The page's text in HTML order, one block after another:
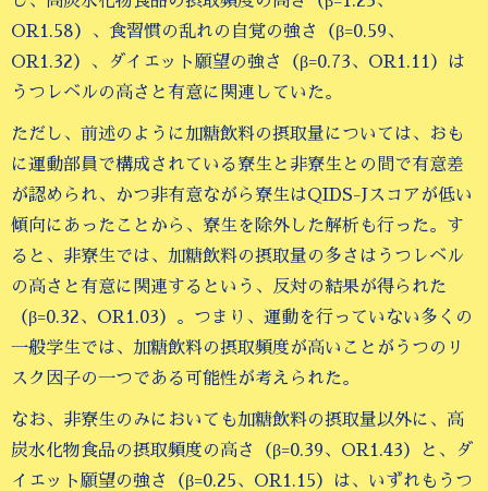
OR1.58）、食習慣の乱れの自覚の強さ（β=0.59、
OR1.32）、ダイエット願望の強さ（β=0.73、OR1.11）は
うつレベルの高さと有意に関連していた。
ただし、前述のように加糖飲料の摂取量については、おも
に運動部員で構成されている寮生と非寮生との間で有意差
が認められ、かつ非有意ながら寮生はQIDS-Jスコアが低い
傾向にあったことから、寮生を除外した解析も行った。す
ると、非寮生では、加糖飲料の摂取量の多さはうつレベル
の高さと有意に関連するという、反対の結果が得られた
（β=0.32、OR1.03）。つまり、運動を行っていない多くの
一般学生では、加糖飲料の摂取頻度が高いことがうつのリ
スク因子の一つである可能性が考えられた。
なお、非寮生のみにおいても加糖飲料の摂取量以外に、高
炭水化物食品の摂取頻度の高さ（β=0.39、OR1.43）と、ダ
イエット願望の強さ（β=0.25、OR1.15）は、いずれもうつ